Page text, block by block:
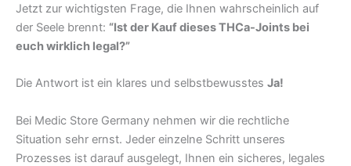
Jetzt zur wichtigsten Frage, die Ihnen wahrscheinlich auf
der Seele brennt: “Ist der Kauf dieses THCa-Joints bei
euch wirklich legal?”
Die Antwort ist ein klares und selbstbewusstes Ja!
Bei Medic Store Germany nehmen wir die rechtliche
Situation sehr ernst. Jeder einzelne Schritt unseres
Prozesses ist darauf ausgelegt, Ihnen ein sicheres, legales